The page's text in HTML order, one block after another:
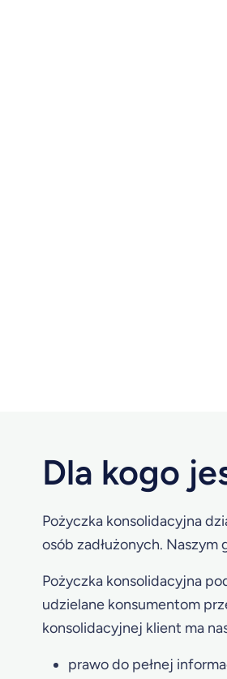
Dla kogo
Pożyczka konsolidacyjna
osób zadłużonych.
Pożyczka konsolidacyjna
udzielane konsumentom
konsolidacyjnej klient ma
prawo do pełnej